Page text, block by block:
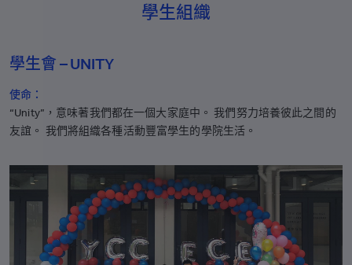
學生組織
學生會 – UNITY
使命：
“Unity”，意味著我們都在一個大家庭中。 我們努力培養彼此之間的
友誼。 我們將組織各種活動豐富學生的學院生活。